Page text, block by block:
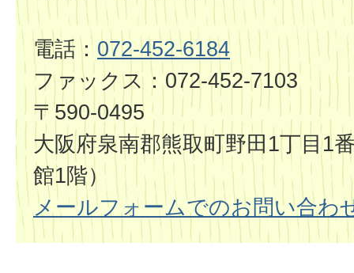
電話： 072-452-6184
ファックス：072-452-7103
〒590-0495
大阪府泉南郡熊取町野田1丁目1
館1階）
メールフォームでのお問い合わ